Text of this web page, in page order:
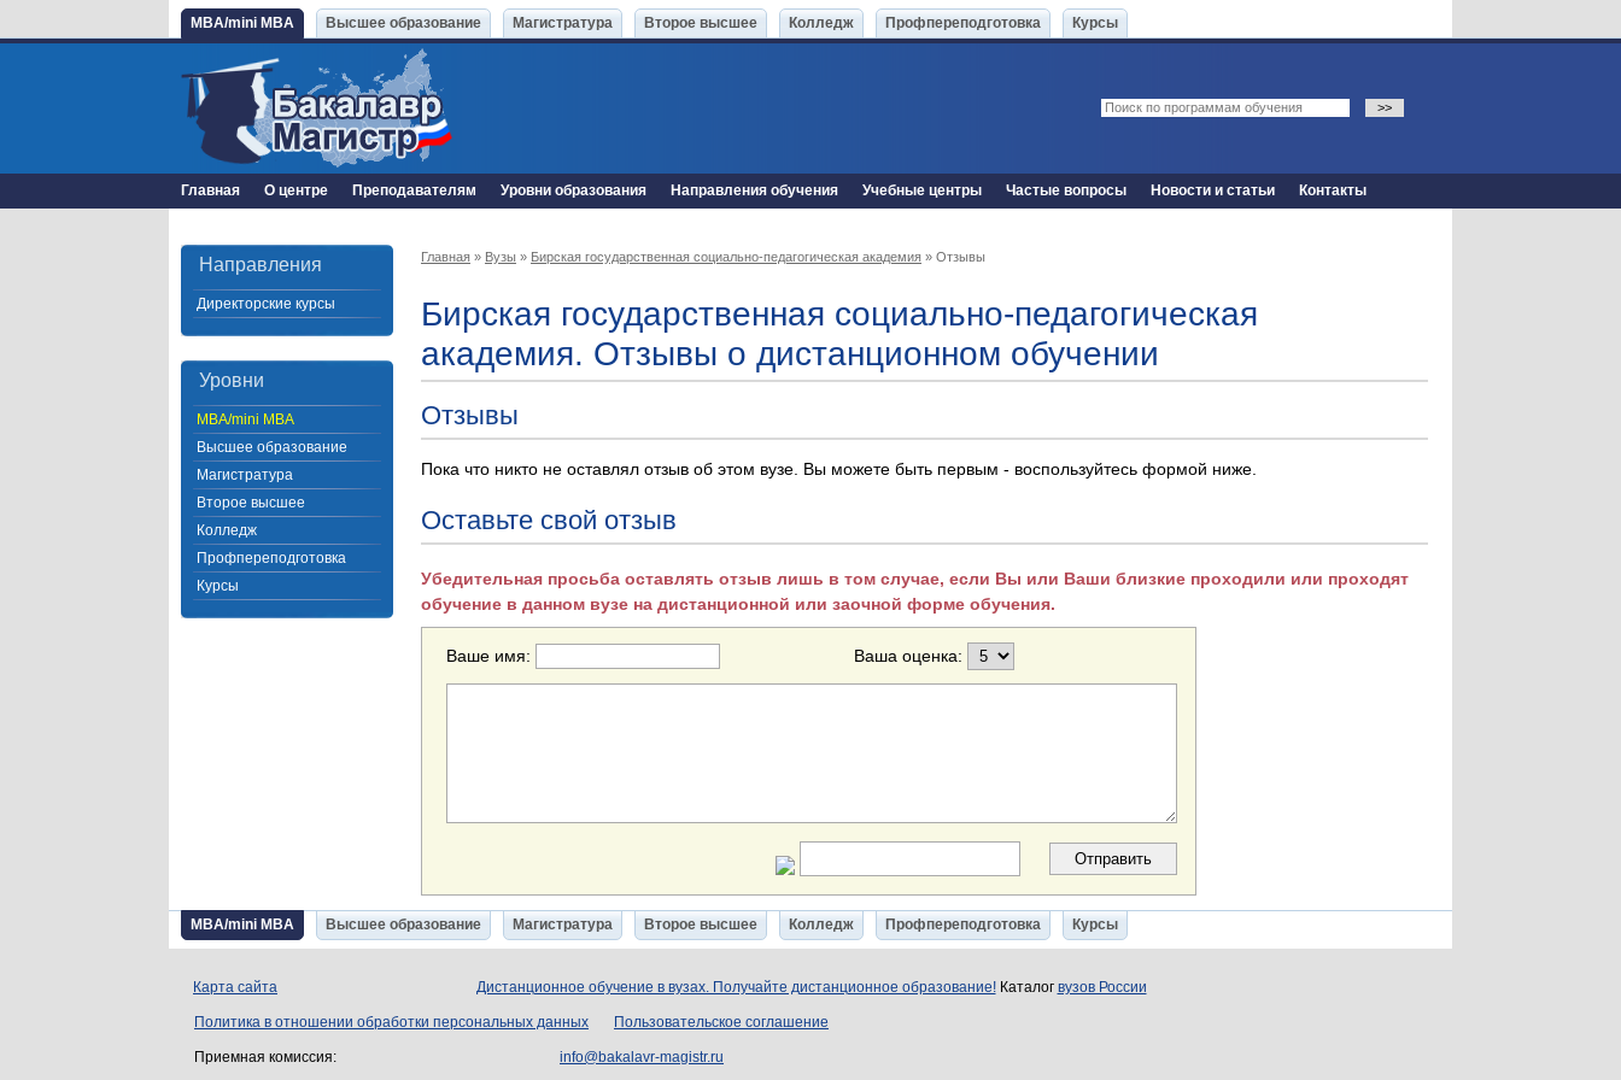
MBA/mini MBA Высшее образование Магистратура Второе высшее Колледж Профпереподготовка Курсы
Главная О центре Преподавателям Уровни образования Направления обучения Учебные центры Частые вопросы Новости и статьи Контакты
Направления
Директорские курсы
Уровни
MBA/mini MBA
Высшее образование
Магистратура
Второе высшее
Колледж
Профпереподготовка
Курсы
Главная » Вузы » Бирская государственная социально-педагогическая академия » Отзывы
Бирская государственная социально-педагогическая
академия. Отзывы о дистанционном обучении
Отзывы
Пока что никто не оставлял отзыв об этом вузе. Вы можете быть первым - воспользуйтесь формой ниже.
Оставьте свой отзыв
Убедительная просьба оставлять отзыв лишь в том случае, если Вы или Ваши близкие проходили или проходят
обучение в данном вузе на дистанционной или заочной форме обучения.
Ваше имя: Ваша оценка:
MBA/mini MBA Высшее образование Магистратура Второе высшее Колледж Профпереподготовка Курсы
Карта сайта Дистанционное обучение в вузах. Получайте дистанционное образование!Каталог вузов России
Политика в отношении обработки персональных данных Пользовательское соглашение
Приемная комиссия:
info@bakalavr-magistr.ru